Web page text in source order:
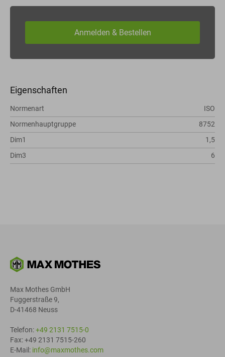
Eigenschaften
Normenart
ISO
Normenhauptgruppe
8752
Dim1
1,5
Dim3
6
Max Mothes GmbH
Fuggerstraße 9,
D-41468 Neuss
Telefon:+49 2131 7515-0
Fax: +49 2131 7515-260
E-Mail: info@maxmothes.com